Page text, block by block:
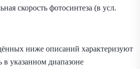
скорость фотосинтеза (в усл.
ниже описаний характеризуют
указанном диапазоне